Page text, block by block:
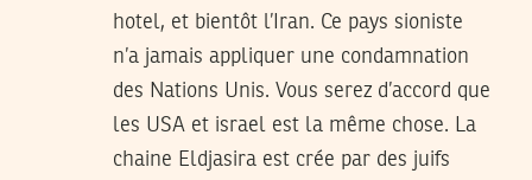
hotel, et bientôt l’Iran. Ce pays sioniste
n’a jamais appliquer une condamnation
des Nations Unis. Vous serez d’accord que
les USA et israel est la même chose. La
chaine Eldjasira est crée par des juifs